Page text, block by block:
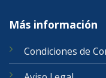
Más información
Condiciones de